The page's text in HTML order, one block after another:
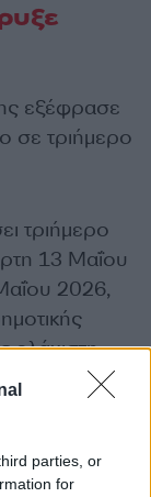
parties, or
for
εξέφρασε
σε τριήμερο
τριήμερο
13 Μαΐου
2026,
ελάχιστη
για